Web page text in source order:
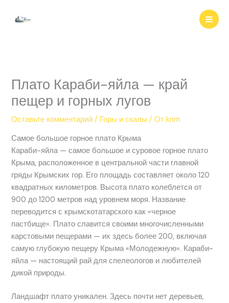
Плато Караби-яйла — край
пещер и горных лугов
Оставьте комментарий / Горы и скалы / Отkrim
Самое большое горное плато Крыма
Караби-яйла — самое большое и суровое горное плато
Крыма, расположенное в центральной части главной
гряды Крымских гор. Его площадь составляет около 120
квадратных километров. Высота плато колеблется от
900 до 1200 метров над уровнем моря. Название
переводится с крымскотатарского как «черное
пастбище». Плато славится своими многочисленными
карстовыми пещерами — их здесь более 200, включая
самую глубокую пещеру Крыма «Молодежную». Караби-
яйла — настоящий рай для спелеологов и любителей
дикой природы.
Ландшафт плато уникален. Здесь почти нет деревьев,